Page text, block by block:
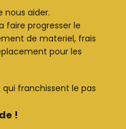
nous aider.
faire progresser le
de materiel, frais
pour les
qui franchissent le pas
!